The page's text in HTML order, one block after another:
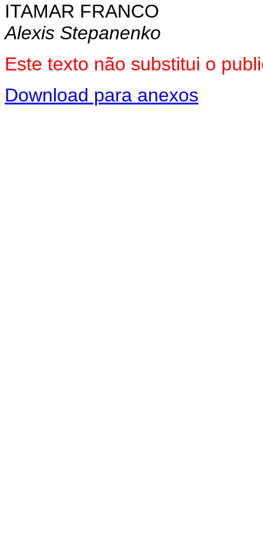
ITAMAR FRANCO
Alexis Stepanenko
Este texto não substitui o
Download para anexos